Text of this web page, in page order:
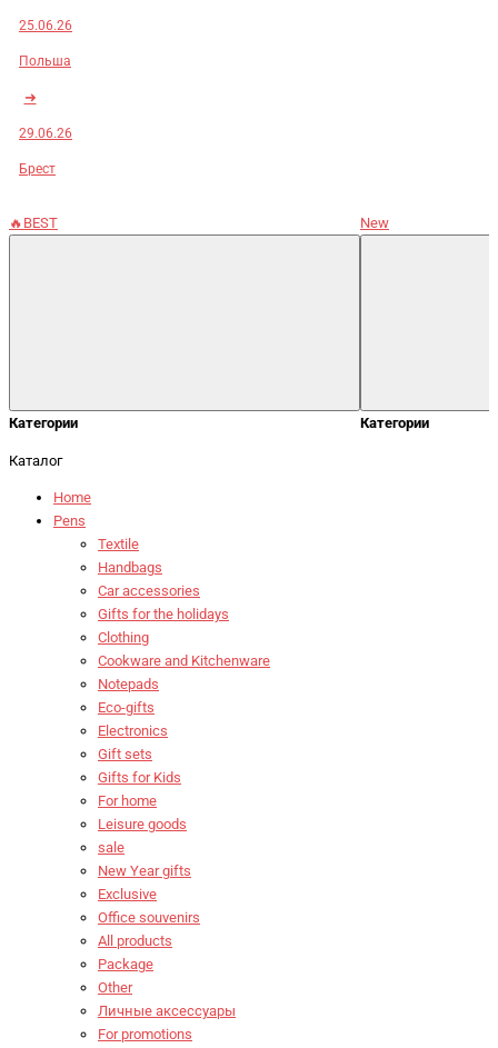
25.06.26
Польша
➜
29.06.26
Брест
🔥BEST
Категории
New
Категории
Каталог
Home
Pens
Textile
Handbags
Car accessories
Gifts for the holidays
Clothing
Cookware and Kitchenware
Notepads
Eco-gifts
Electronics
Gift sets
Gifts for Kids
For home
Leisure goods
sale
New Year gifts
Exclusive
Office souvenirs
All products
Package
Other
Личные аксессуары
For promotions